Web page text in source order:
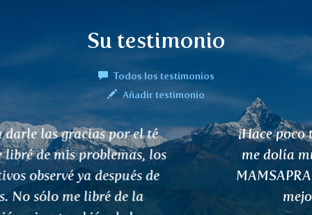
Su testimonio
Todos los testimonios
Añadir testimonio
¡Hace poco tuve un prolapso de disco y
me dolía mucho! Probé la mermelada
MAMSAPRASH y me hizo sentir mucho
mejor, ¡¡¡es de no creer!!!